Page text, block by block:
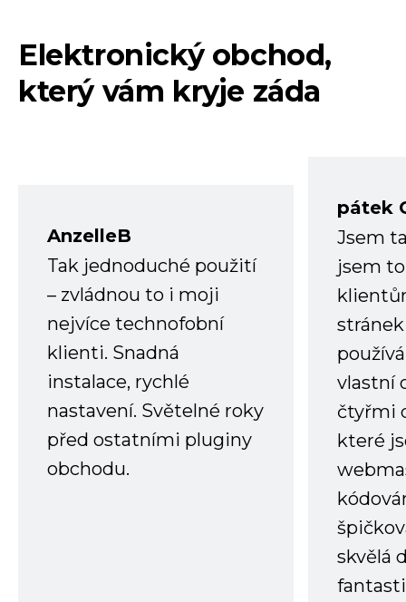
Elektronický obchod,
který vám kryje záda
AnzelleB
Tak jednoduché použití
– zvládnou to i moji
nejvíce technofobní
klienti. Snadná
instalace, rychlé
nastavení. Světelné roky
před ostatními pluginy
obchodu.
pátek
Jsem
jsem
vlastní
čtyřmi
které
skvělá